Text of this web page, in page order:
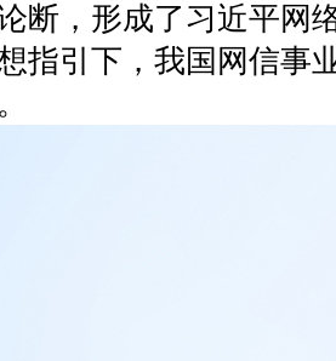
断，形成了习近平网
指引下，我国网信事